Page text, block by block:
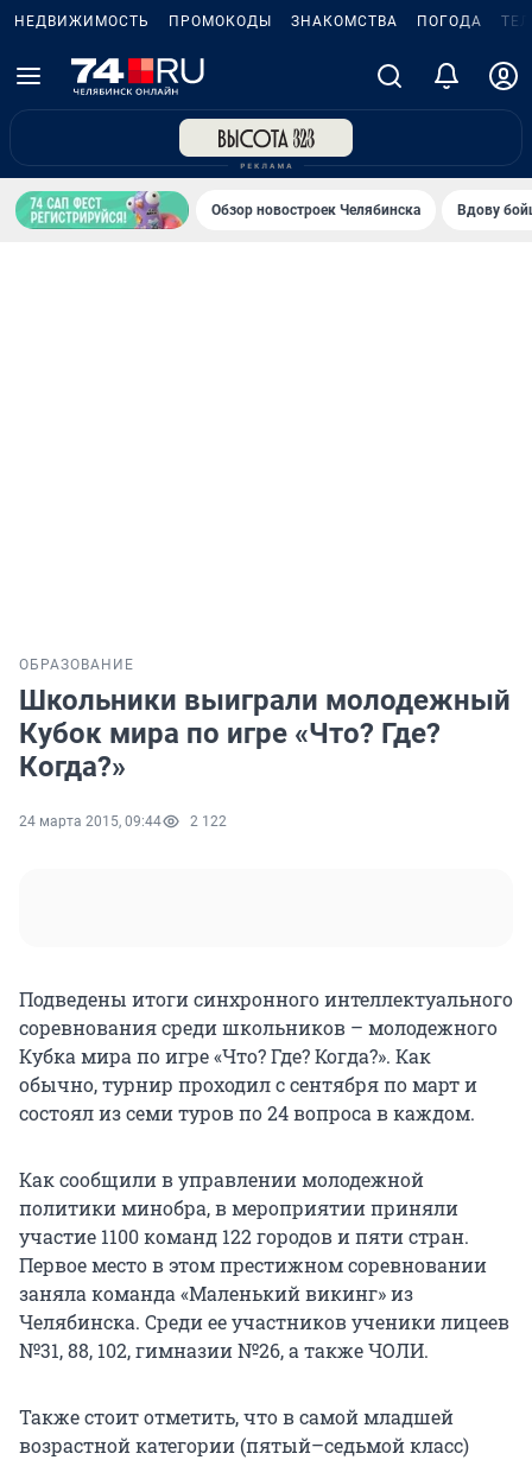
НЕДВИЖИМОСТЬ ПРОМОКОДЫ ЗНАКОМСТВА ПОГОДА
Обзор новостроек Челябинска Вдову
ОБРАЗОВАНИЕ
Школьники выиграли молодежный
Кубок мира по игре «Что? Где?
Когда?»
24 марта 2015, 09:44 2 122
Подведены итоги синхронного интеллектуального
соревнования среди школьников – молодежного
Кубка мира по игре «Что? Где? Когда?». Как
обычно, турнир проходил с сентября по март и
состоял из семи туров по 24 вопроса в каждом.
Как сообщили в управлении молодежной
политики минобра, в мероприятии приняли
участие 1100 команд 122 городов и пяти стран.
Первое место в этом престижном соревновании
заняла команда «Маленький викинг» из
Челябинска. Среди ее участников ученики лицеев
№31, 88, 102, гимназии №26, а также ЧОЛИ.
Также стоит отметить, что в самой младшей
возрастной категории (пятый–седьмой класс)